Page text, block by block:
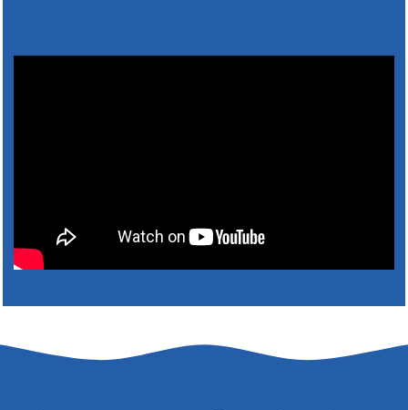
4. augusta 2026 10:05
Zberný dvor-Gyűjtőudvar
bude zberný dvor zatvorený. Értesítjük a lakosokat,